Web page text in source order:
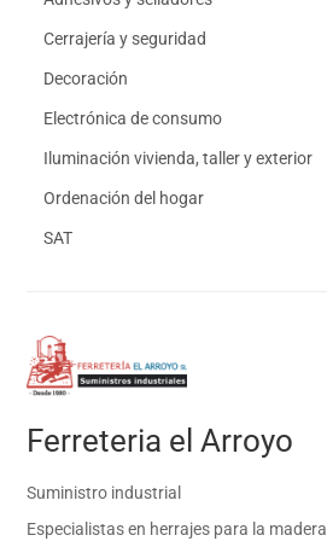
Cerrajería y seguridad
Decoración
Electrónica de consumo
Iluminación vivienda, taller y exterior
Ordenación del hogar
SAT
Ferreteria el Arroyo
Suministro industrial
Especialistas en herrajes para la madera